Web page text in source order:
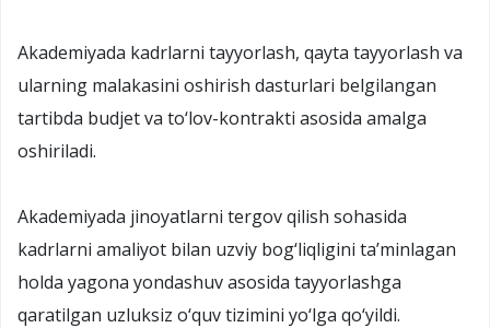
Akademiyada kadrlarni tayyorlash, qayta tayyorlash va
ularning malakasini oshirish dasturlari belgilangan
tartibda budjet va to‘lov-kontrakti asosida amalga
oshiriladi.
Akademiyada jinoyatlarni tergov qilish sohasida
kadrlarni amaliyot bilan uzviy bog‘liqligini ta’minlagan
holda yagona yondashuv asosida tayyorlashga
qaratilgan uzluksiz o‘quv tizimini yo‘lga qo‘yildi.